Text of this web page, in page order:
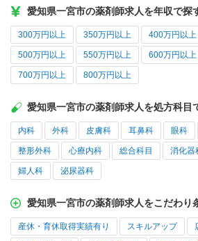
愛知県一宮市の薬剤師求人を年収で探
300万円以上 350万円以上 400万円以上
500万円以上 550万円以上 600万円以上
700万円以上 800万円以上
愛知県一宮市の薬剤師求人を処方科目
内科 外科 皮膚科 耳鼻科 眼科
整形外科 心療内科 総合科目 消化器
婦人科 泌尿器科
愛知県一宮市の薬剤師求人をこだわり
産休・育休取得実績有り スキルアップ